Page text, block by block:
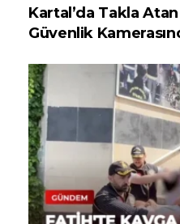
Kartal’da Takla Atan
Güvenlik